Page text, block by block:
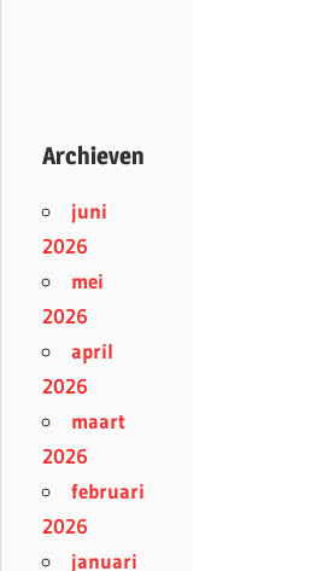
Archieven
juni
2026
mei
2026
april
2026
maart
2026
februari
2026
januari